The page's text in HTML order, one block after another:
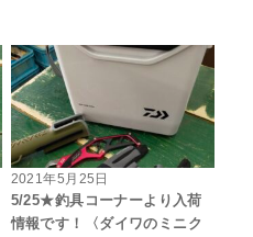
2021年5月25日
5/25★釣具コーナーより入荷
情報です！〈ダイワのミニク